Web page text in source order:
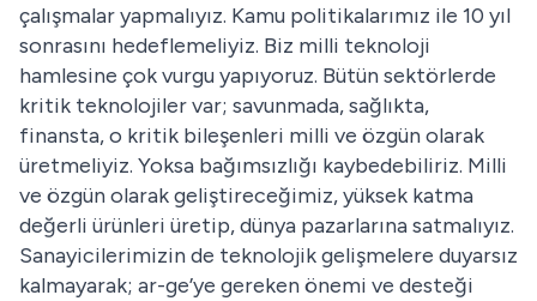
çalışmalar yapmalıyız. Kamu politikalarımız ile 10 yıl
sonrasını hedeflemeliyiz. Biz milli teknoloji
hamlesine çok vurgu yapıyoruz. Bütün sektörlerde
kritik teknolojiler var; savunmada, sağlıkta,
finansta, o kritik bileşenleri milli ve özgün olarak
üretmeliyiz. Yoksa bağımsızlığı kaybedebiliriz. Milli
ve özgün olarak geliştireceğimiz, yüksek katma
değerli ürünleri üretip, dünya pazarlarına satmalıyız.
Sanayicilerimizin de teknolojik gelişmelere duyarsız
kalmayarak; ar-ge’ye gereken önemi ve desteği